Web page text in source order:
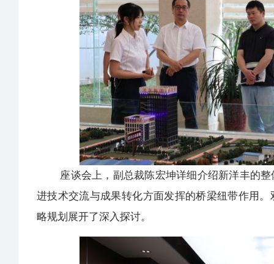
座谈会上，副总裁陈宏坤详细介绍新洋丰的整
进技术交流与成果转化方面发挥的桥梁纽带作用
略规划展开了深入探讨。